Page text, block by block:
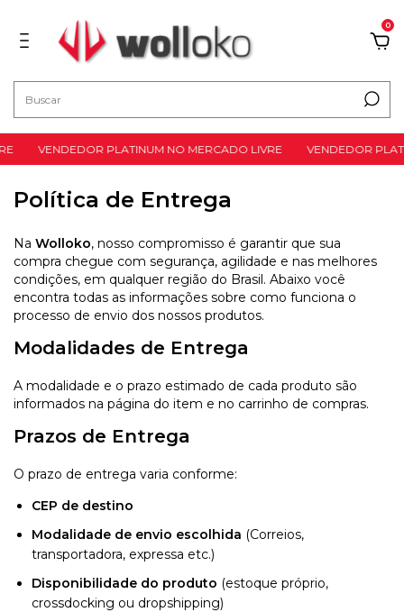
0
VENDEDOR PLATINUM NO MERCADO LIVRE VENDEDOR
Política de Entrega
Na Wolloko, nosso compromisso é garantir que sua
compra chegue com segurança, agilidade e nas melhores
condições, em qualquer região do Brasil. Abaixo você
encontra todas as informações sobre como funciona o
processo de envio dos nossos produtos.
Modalidades de Entrega
A modalidade e o prazo estimado de cada produto são
informados na página do item e no carrinho de compras.
Prazos de Entrega
O prazo de entrega varia conforme:
CEP de destino
Modalidade de envio escolhida (Correios,
transportadora, expressa etc.)
Disponibilidade do produto (estoque próprio,
crossdocking ou dropshipping)